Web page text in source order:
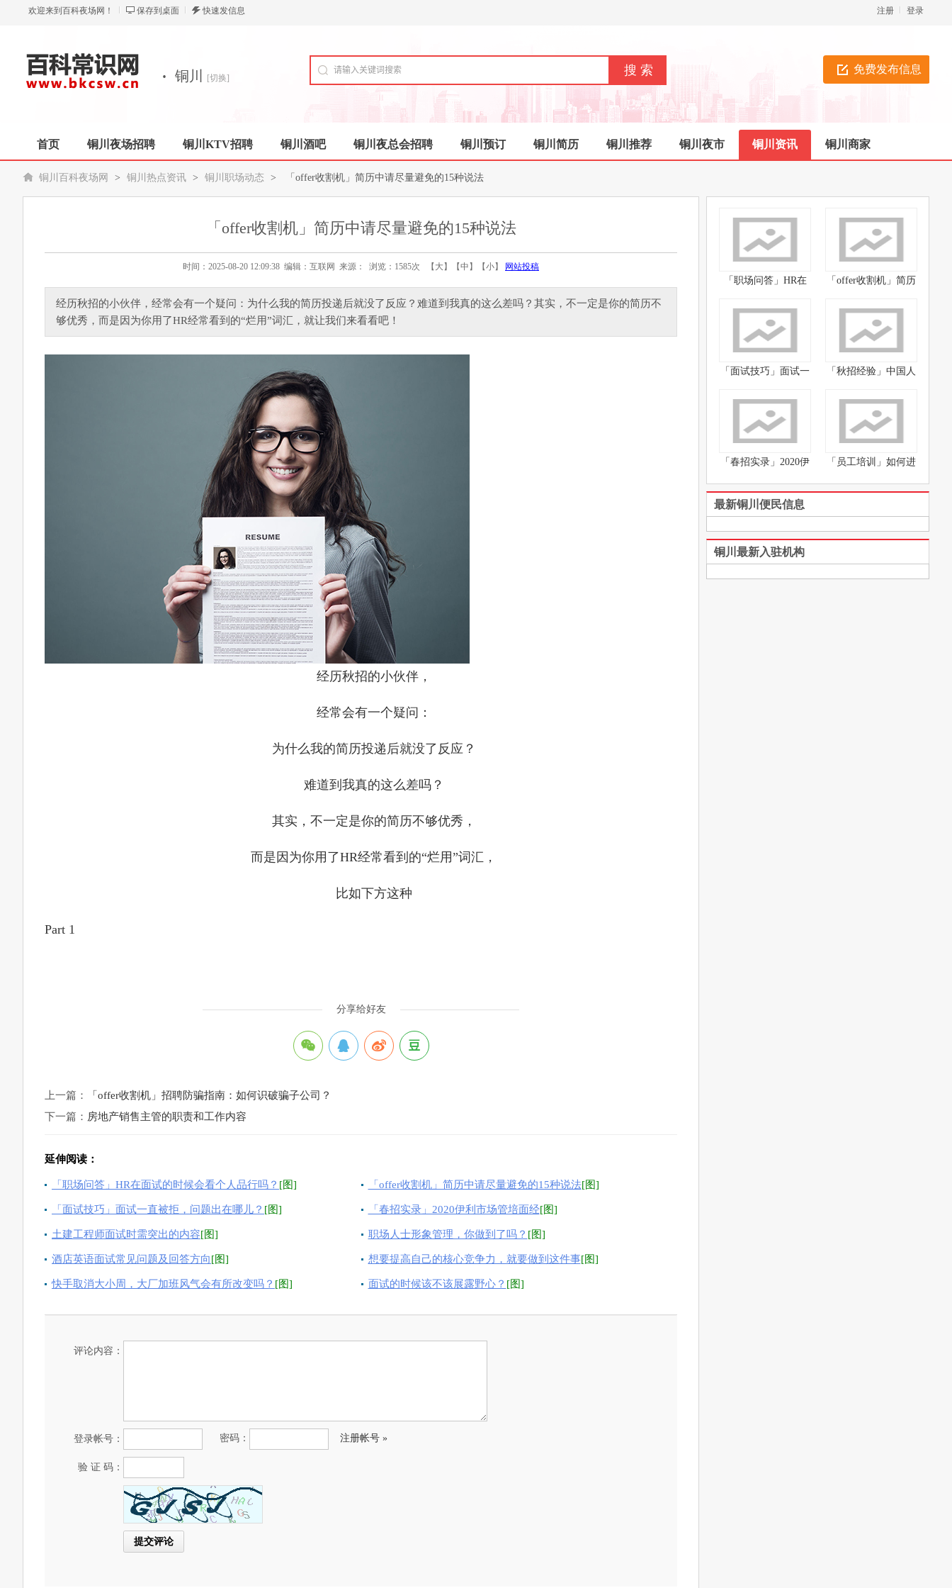
欢迎来到百科夜场网！ 保存到桌面 快速发信息 登录
注册
· 铜川 [切换]
免费发布信息
首页 铜川夜场招聘 铜川KTV招聘 铜川酒吧 铜川夜总会招聘 铜川预订 铜川简历 铜川推荐 铜川夜市 铜川资讯 铜川商家
铜川百科夜场网 > 铜川热点资讯 > 铜川职场动态 > 「offer收割机」简历中请尽量避免的15种说法
「offer收割机」简历中请尽量避免的15种说法
时间：2025-08-20 12:09:38 编辑：互联网 来源： 浏览：1585次 【 大】【中 】【小】 网站投稿
经历秋招的小伙伴，经常会有一个疑问：为什么我的简历投递后就没了反应？难道到我真的这么差吗？其实，不一定是你的简历不
够优秀，而是因为你用了HR经常看到的“烂用”词汇，就让我们来看看吧！
经历秋招的小伙伴，
经常会有一个疑问：
为什么我的简历投递后就没了反应？
难道到我真的这么差吗？
其实，不一定是你的简历不够优秀，
而是因为你用了HR经常看到的“烂用”词汇，
比如下方这种
Part 1
分享给好友
上一篇：
「offer收割机」招聘防骗指南：如何识破骗子公司？
下一篇： 房地产销售主管的职责和工作内容
延伸阅读：
「职场问答」HR在面试的时候会看个人品行吗？ [图] 「offer收割机」简历中请尽量避免的15种说法[图]
「面试技巧」面试一直被拒，问题出在哪儿？ [图] 「春招实录」2020伊利市场管培面经[图]
土建工程师面试时需突出的内容[图] 职场人士形象管理，你做到了吗？ [图]
酒店英语面试常见问题及回答方向[图] 想要提高自己的核心竞争力，就要做到这件事[图]
快手取消大小周，大厂加班风气会有所改变吗？ [图] 面试的时候该不该展露野心？ [图]
评论内容：
登录帐号： 密码： 注册帐号 »
验 证 码：
「职场问答」HR在
「offer收割机」简历
「面试技巧」面试一
「秋招经验」中国人
「春招实录」2020伊
「员工培训」如何进
最新铜川便民信息
铜川最新入驻机构